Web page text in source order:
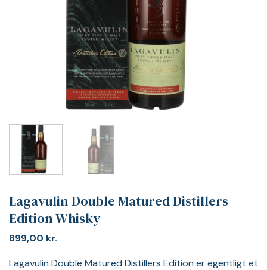
Lagavulin Double Matured Distillers
Edition Whisky
899,00 kr.
Lagavulin Double Matured Distillers Edition er egentligt et